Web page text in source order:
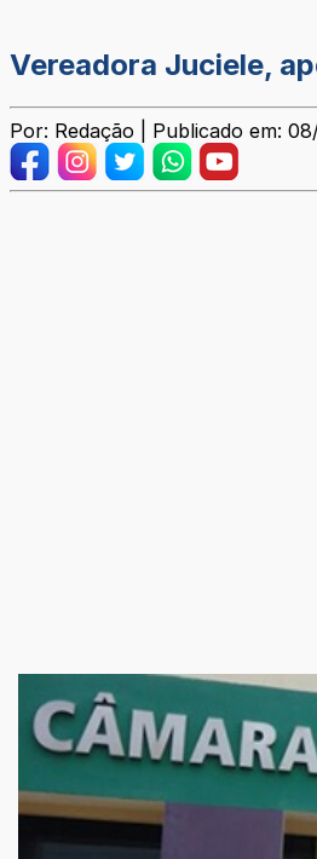
Vereadora Juciele,
Por: Redação | Publicado em: